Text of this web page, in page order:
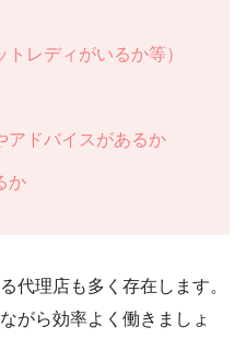
レディがいるか等）
アドバイスがあるか
か
代理店も多く存在します。
がら効率よく働きましょ